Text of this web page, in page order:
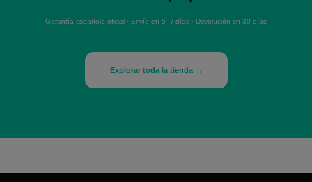
Garantía española oficial · Envío en 5–7 días · Devolución en 30 días
Explorar toda la tienda →